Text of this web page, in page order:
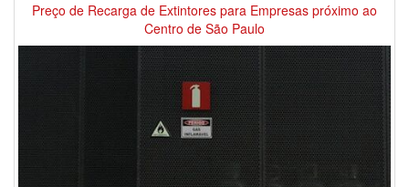
Preço de Recarga de Extintores para Empresas próximo ao
Centro de São Paulo